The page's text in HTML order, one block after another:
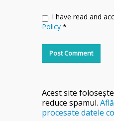
I have read and
Policy *
Acest site
reduce spamul.
procesate datele